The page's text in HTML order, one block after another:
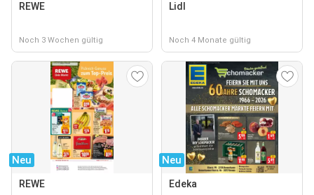
REWE
Noch 3 Wochen gültig
Lidl
Noch 4 Monate gültig
Neu
REWE
Neu
Edeka